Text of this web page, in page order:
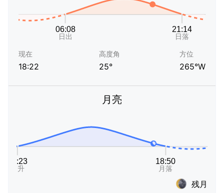
现在
18:22
高度角
25°
方位
265°W
月亮
残月